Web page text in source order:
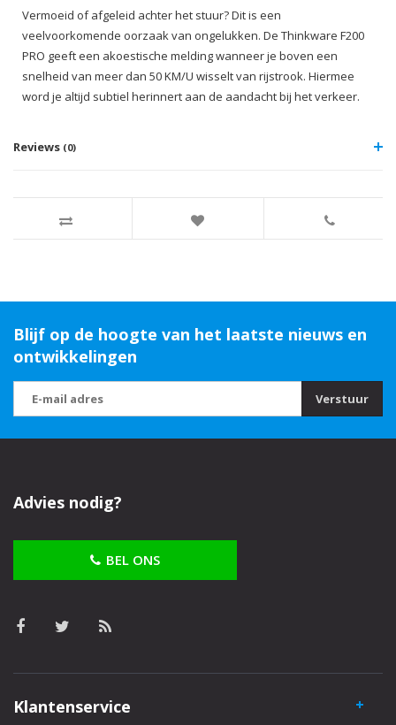
Vermoeid of afgeleid achter het stuur? Dit is een
veelvoorkomende oorzaak van ongelukken. De Thinkware F200
PRO geeft een akoestische melding wanneer je boven een
snelheid van meer dan 50 KM/U wisselt van rijstrook. Hiermee
word je altijd subtiel herinnert aan de aandacht bij het verkeer.
Reviews (0)
Blijf op de hoogte van het laatste nieuws en
ontwikkelingen
Verstuur
Advies nodig?
BEL ONS
Klantenservice